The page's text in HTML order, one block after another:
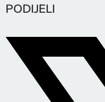
PODIJELI